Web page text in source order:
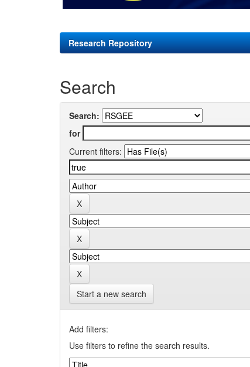
Research Repository
Search
Search:
for
Current filters:
Start a new search
Add filters:
Use filters to refine the search results.